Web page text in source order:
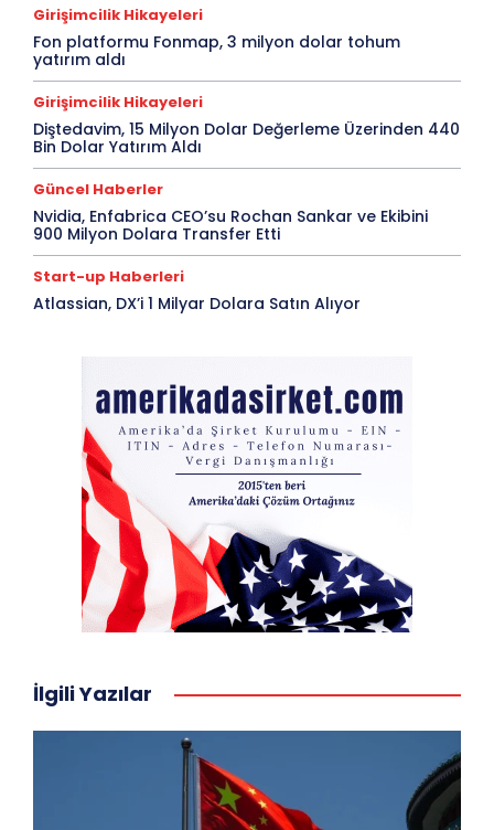
Girişimcilik Hikayeleri
Fon platformu Fonmap, 3 milyon dolar tohum
yatırım aldı
Girişimcilik Hikayeleri
Diştedavim, 15 Milyon Dolar Değerleme Üzerinden 440
Bin Dolar Yatırım Aldı
Güncel Haberler
Nvidia, Enfabrica CEO’su Rochan Sankar ve Ekibini
900 Milyon Dolara Transfer Etti
Start-up Haberleri
Atlassian, DX’i 1 Milyar Dolara Satın Alıyor
İlgili Yazılar